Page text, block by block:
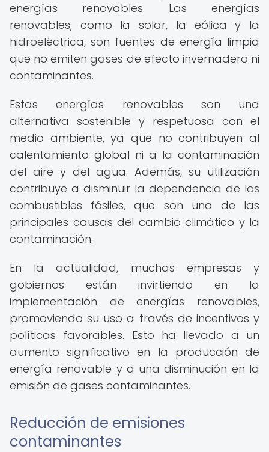
energías renovables. Las energías
renovables, como la solar, la eólica y la
hidroeléctrica, son fuentes de energía limpia
que no emiten gases de efecto invernadero ni
contaminantes.
Estas energías renovables son una
alternativa sostenible y respetuosa con el
medio ambiente, ya que no contribuyen al
calentamiento global ni a la contaminación
del aire y del agua. Además, su utilización
contribuye a disminuir la dependencia de los
combustibles fósiles, que son una de las
principales causas del cambio climático y la
contaminación.
En la actualidad, muchas empresas y
gobiernos están invirtiendo en la
implementación de energías renovables,
promoviendo su uso a través de incentivos y
políticas favorables. Esto ha llevado a un
aumento significativo en la producción de
energía renovable y a una disminución en la
emisión de gases contaminantes.
Reducción de emisiones
contaminantes